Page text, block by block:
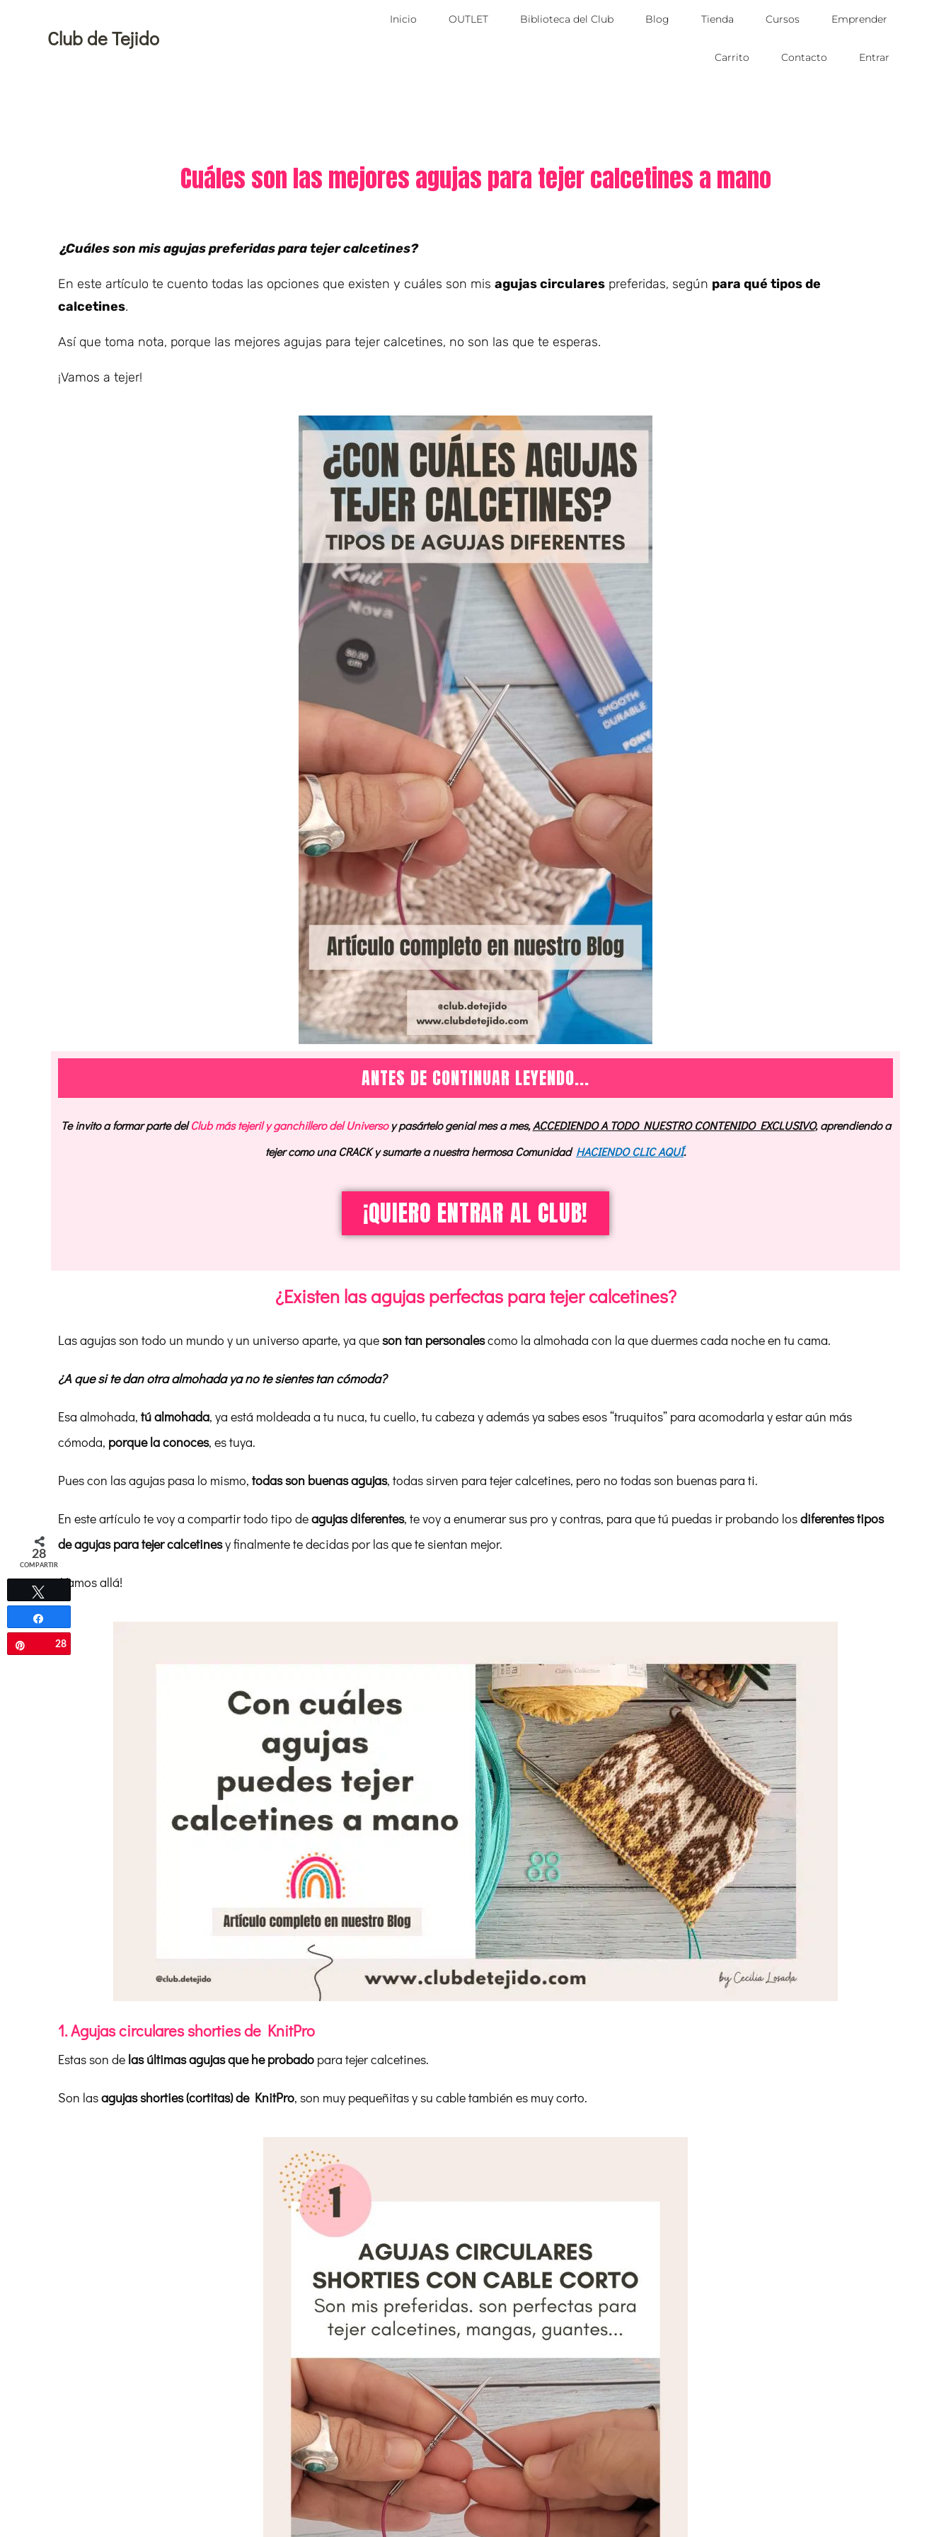
Club de Tejido
Inicio OUTLET Biblioteca del Club Blog Tienda Cursos Emprender
Carrito Contacto Entrar
Cuáles son las mejores agujas para tejer calcetines a mano
¿Cuáles son mis agujas preferidas para tejer calcetines?
En este artículo te cuento todas las opciones que existen y cuáles son mis agujas circulares preferidas, según para qué tipos de
calcetines.
Así que toma nota, porque las mejores agujas para tejer calcetines, no son las que te esperas.
¡Vamos a tejer!
ANTES DE CONTINUAR LEYENDO...
Te invito a formar parte delClub más tejeril y ganchillero del Universoy pasártelo genial mes a mes,ACCEDIENDO A TODO NUESTRO CONTENIDO EXCLUSIVO, aprendiendo a
tejer como una CRACK y sumarte a nuestra hermosa Comunidad HACIENDO CLIC AQUÍ.
¡QUIERO ENTRAR AL CLUB!
¿Existen las agujas perfectas para tejer calcetines?
Las agujas son todo un mundo y un universo aparte, ya queson tan personalescomo la almohada con la que duermes cada noche en tu cama.
¿A que si te dan otra almohada ya no te sientes tan cómoda?
Esa almohada, tú almohada, ya está moldeada a tu nuca, tu cuello, tu cabeza y además ya sabes esos “truquitos” para acomodarla y estar aún más
cómoda, porque la conoces, es tuya.
Pues con las agujas pasa lo mismo, todas son buenas agujas, todas sirven para tejer calcetines, pero no todas son buenas para ti.
En este artículo te voy a compartir todo tipo deagujas diferentes, te voy a enumerar sus pro y contras, para que tú puedas ir probando losdiferentes tipos
de agujas para tejer calcetinesy finalmente te decidas por las que te sientan mejor.
¡Vamos allá!
1. Agujas circulares shorties de KnitPro
Estas son de las últimas agujas que he probado para tejer calcetines.
Son lasagujas shorties (cortitas) de KnitPro, son muy pequeñitas y su cable también es muy corto.
28
COMPARTIR
28